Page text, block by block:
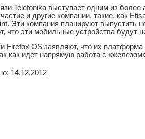
Telefonika выступает одним из более
и другие компании, такие, как
Эти компания планируют выпустить
что эти мобильные устройства будут
Firefox OS заявляют, что их
как идет напрямую работа с
14.12.2012